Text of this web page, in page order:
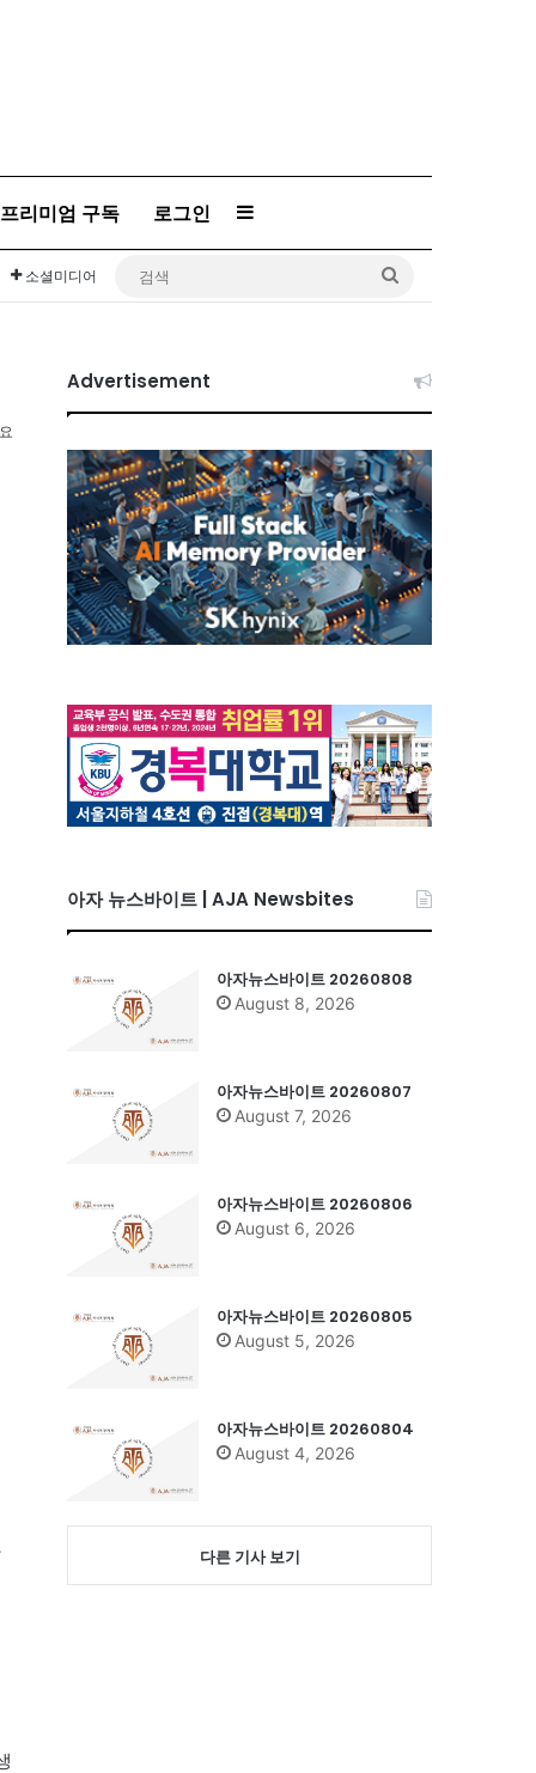
프리미엄 구독 로그인 Sidebar
소셜미디어
Advertisement
아자 뉴스바이트 | AJA Newsbites
아자뉴스바이트 20260808
August 8, 2026
아자뉴스바이트 20260807
August 7, 2026
아자뉴스바이트 20260806
August 6, 2026
아자뉴스바이트 20260805
August 5, 2026
아자뉴스바이트 20260804
August 4, 2026
다른 기사 보기